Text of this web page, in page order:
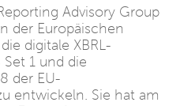
Advisory Group
der Europäischen
digitale XBRL-
Set 1 und die
der EU-
entwickeln. Sie hat am